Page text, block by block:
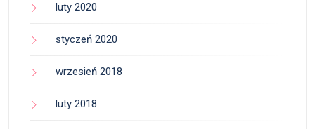
luty 2020
styczeń 2020
wrzesień 2018
luty 2018